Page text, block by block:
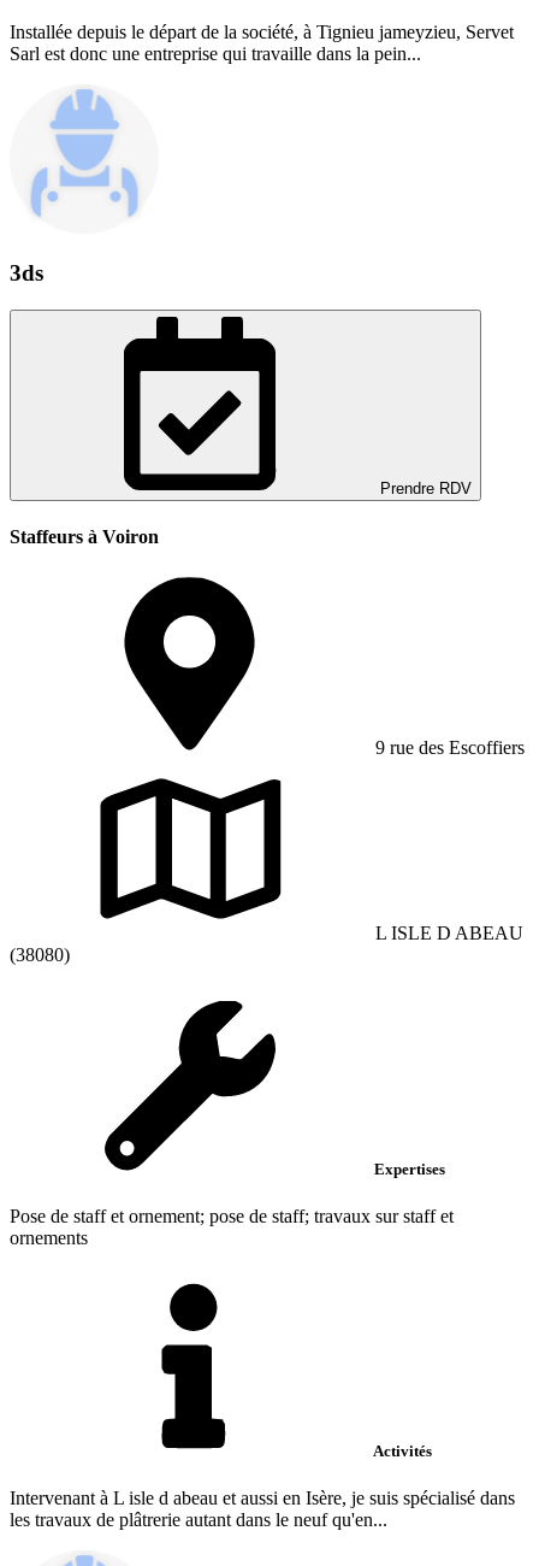
Installée depuis le départ de la société, à Tignieu jameyzieu, Servet
Sarl est donc une entreprise qui travaille dans la pein...
3ds
Prendre RDV
Staffeurs à Voiron
9 rue des Escoffiers
L ISLE D ABEAU
(38080)
Expertises
Pose de staff et ornement; pose de staff; travaux sur staff et
ornements
Activités
Intervenant à L isle d abeau et aussi en Isère, je suis spécialisé dans
les travaux de plâtrerie autant dans le neuf qu'en...